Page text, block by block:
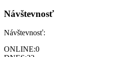
Návštevnosť
Návštevnosť:
ONLINE:0